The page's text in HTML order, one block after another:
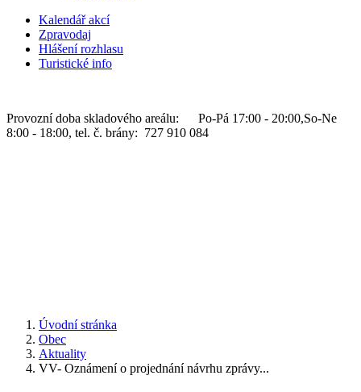
Kalendář akcí
Zpravodaj
Hlášení rozhlasu
Turistické info
Provozní doba skladového areálu: Po-Pá 17:00 - 20:00,So-Ne
8:00 - 18:00, tel. č. brány: 727 910 084
Úvodní stránka
Obec
Aktuality
VV- Oznámení o projednání návrhu zprávy...